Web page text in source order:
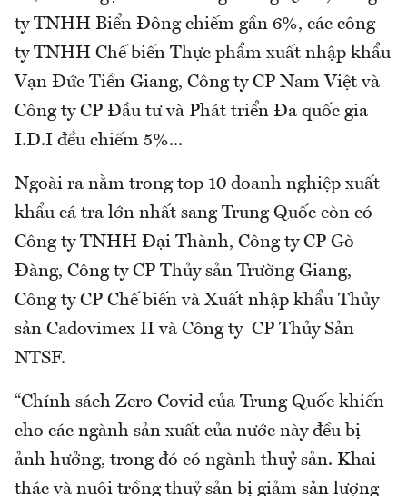
ty TNHH Biển Đông chiếm gần 6%, các công
ty TNHH Chế biến Thực phẩm xuất nhập khẩu
Vạn Đức Tiền Giang, Công ty CP Nam Việt và
Công ty CP Đầu tư và Phát triển Đa quốc gia
I.D.I đều chiếm 5%...
Ngoài ra nằm trong top 10 doanh nghiệp xuất
khẩu cá tra lớn nhất sang Trung Quốc còn có
Công ty TNHH Đại Thành, Công ty CP Gò
Đàng, Công ty CP Thủy sản Trường Giang,
Công ty CP Chế biến và Xuất nhập khẩu Thủy
sản Cadovimex II và Công ty CP Thủy Sản
NTSF.
“Chính sách Zero Covid của Trung Quốc khiến
cho các ngành sản xuất của nước này đều bị
ảnh hưởng, trong đó có ngành thuỷ sản. Khai
thác và nuôi trồng thuỷ sản bị giảm sản lượng